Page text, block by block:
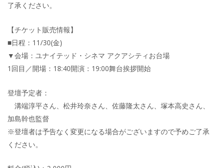
了承ください。
【チケット販売情報】
■日程：11/30(金)
▼会場：ユナイテッド・シネマ アクアシティお台場
1回目／開場：18:40開演：19:00舞台挨拶開始
登壇予定者：
溝端淳平さん、松井玲奈さん、佐藤隆太さん、塚本高史さん、
加島幹也監督
※登壇者は予告なく変更になる場合がございますので予めご了承
ください。